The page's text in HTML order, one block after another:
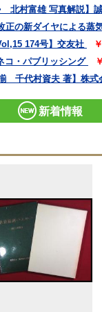
北村富雄 写真解説】
の新ダイヤによる蒸
174号】交友社
コ・パブリッシング
千代村資夫 著】株
新着情報